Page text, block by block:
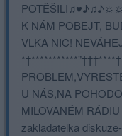
K NÁM POBEJT,
VLKA NIC!
U NÁS,NA
MILOVANÉM
zakladatelka